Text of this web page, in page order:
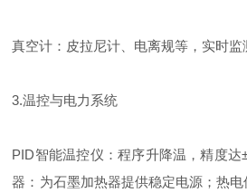
真空计：皮拉尼计、电离规等，实时监
3.温控与电力系统
PID智能温控仪：程序升降温，精度
器：为石墨加热器提供稳定电源；热